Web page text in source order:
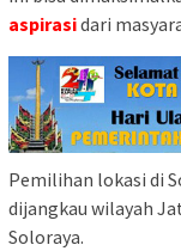
aspirasidari
Pemilihan lokasi di
dijangkau wilayah
Soloraya.